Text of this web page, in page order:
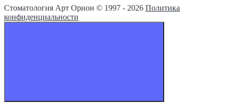
Стоматология Арт Орион © 1997 - 2026 Политика
конфиденциальности